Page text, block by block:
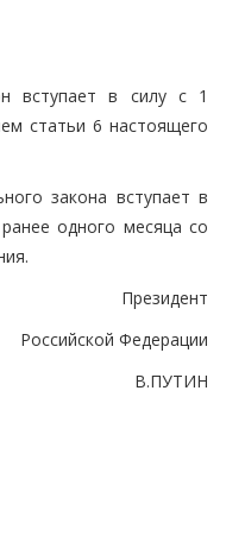
вступает в силу с 1
статьи 6 настоящего
закона вступает в
одного месяца со
Президент
Российской Федерации
В.ПУТИН